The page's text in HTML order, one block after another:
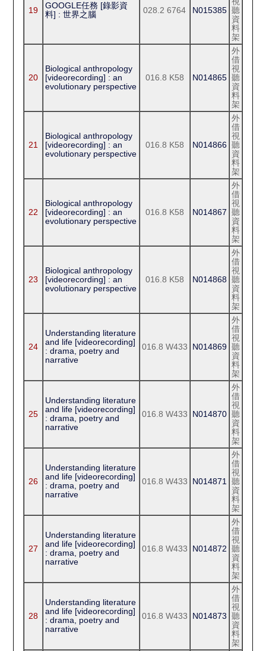
19
GOOGLE任務 [錄影資
料] : 世界之腦
028.2 6764 N015385 聽
資
料
架
20
Biological anthropology
[videorecording] : an
evolutionary perspective
016.8 K58 N014865
外
借
視
聽
資
料
架
21
Biological anthropology
[videorecording] : an
evolutionary perspective
016.8 K58 N014866
外
借
視
聽
資
料
架
22
Biological anthropology
[videorecording] : an
evolutionary perspective
016.8 K58 N014867
外
借
視
聽
資
料
架
23
Biological anthropology
[videorecording] : an
evolutionary perspective
016.8 K58 N014868
外
借
視
聽
資
料
架
24
Understanding literature
and life [videorecording]
: drama, poetry and
narrative
016.8 W433 N014869
外
借
視
聽
資
料
架
25
Understanding literature
and life [videorecording]
: drama, poetry and
narrative
016.8 W433 N014870
外
借
視
聽
資
料
架
26
Understanding literature
and life [videorecording]
: drama, poetry and
narrative
016.8 W433 N014871
外
借
視
聽
資
料
架
27
Understanding literature
and life [videorecording]
: drama, poetry and
narrative
016.8 W433 N014872
外
借
視
聽
資
料
架
28
Understanding literature
and life [videorecording]
: drama, poetry and
narrative
016.8 W433 N014873
外
借
視
聽
資
料
架